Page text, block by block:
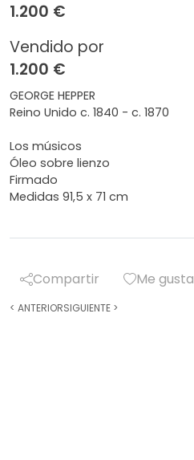
1.200 €
Vendido por
1.200 €
GEORGE HEPPER
Reino Unido c. 1840 - c. 1870
Los músicos
Óleo sobre lienzo
Firmado
Medidas 91,5 x 71 cm
Compartir Me gusta
< ANTERIORSIGUIENTE >